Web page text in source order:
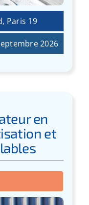
Paris 19
2026
en
et